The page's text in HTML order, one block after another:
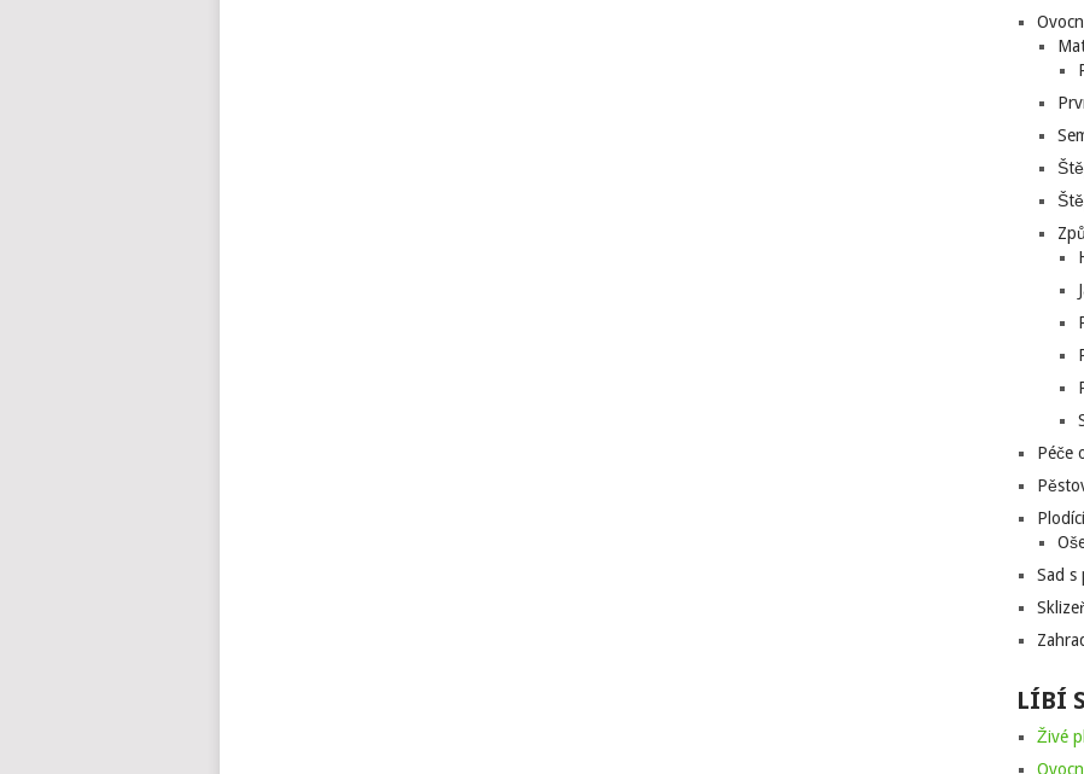
Péče
Sad s
LÍBÍ
Živé